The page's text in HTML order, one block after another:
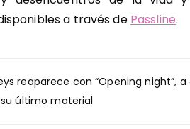
a través de Passline.
reaparece con “Opening night”, a
último material